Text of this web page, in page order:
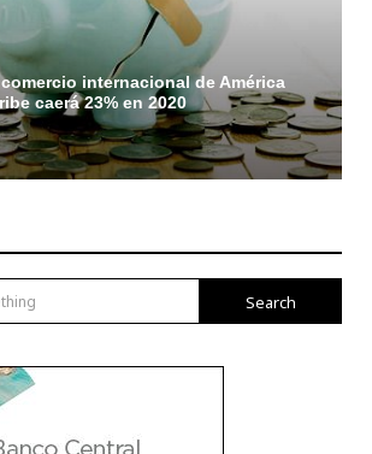
comercio internacional de América
caerá 23% en 2020
Search